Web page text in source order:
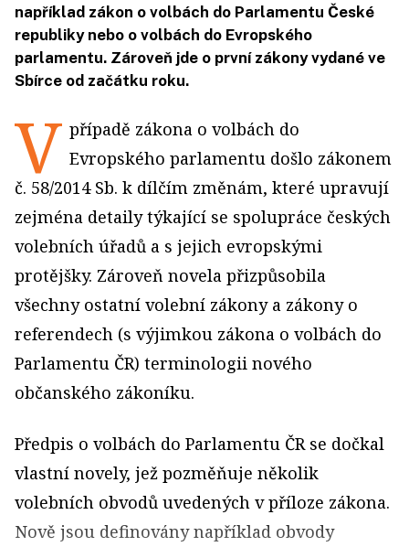
například zákon o volbách do Parlamentu České
republiky nebo o volbách do Evropského
parlamentu. Zároveň jde o první zákony vydané ve
Sbírce od začátku roku.
V případě zákona o volbách do
Evropského parlamentu došlo zákonem
č. 58/2014 Sb. k dílčím změnám, které upravují
zejména detaily týkající se spolupráce českých
volebních úřadů a s jejich evropskými
protějšky. Zároveň novela přizpůsobila
všechny ostatní volební zákony a zákony o
referendech (s výjimkou zákona o volbách do
Parlamentu ČR) terminologii nového
občanského zákoníku.
Předpis o volbách do Parlamentu ČR se dočkal
vlastní novely, jež pozměňuje několik
volebních obvodů uvedených v příloze zákona.
Nově jsou definovány například obvody